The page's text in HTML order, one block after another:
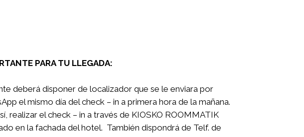
PARA TU LLEGADA:
deberá disponer de localizador que se le enviara por
el mismo día del check – in a primera hora de la mañana.
realizar el check – in a través de KIOSKO ROOMMATIK
en la fachada del hotel. También dispondrá de Telf. de